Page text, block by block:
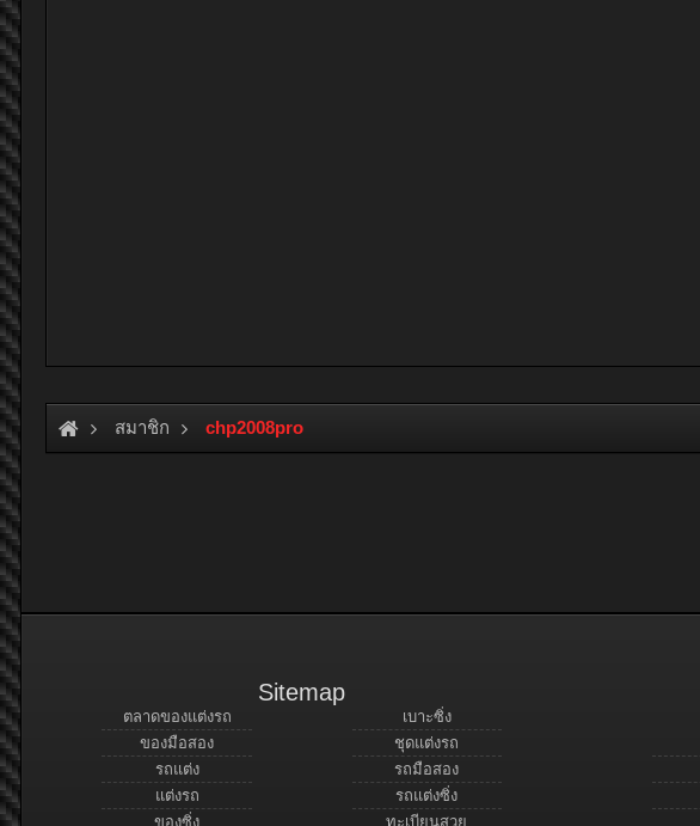
สมาชิก chp2008pro
Sitemap
ตลาดของแต่งรถ
ของมือสอง
รถแต่ง
แต่งรถ
ของซิ่ง
เบาะซิ่ง
ชุดแต่งรถ
รถมือสอง
รถแต่งซิ่ง
ทะเบียนสวย